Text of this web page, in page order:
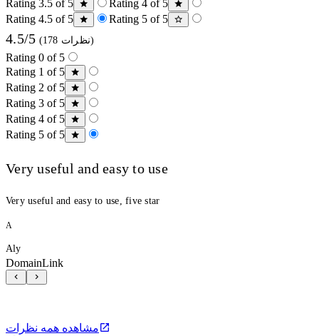
Rating 3.5 of 5
Rating 4 of 5
Rating 4.5 of 5
Rating 5 of 5
4.5/5 (178 نظرات)
Rating 0 of 5
Rating 1 of 5
Rating 2 of 5
Rating 3 of 5
Rating 4 of 5
Rating 5 of 5
Very useful and easy to use
Very useful and easy to use, five star
A
Aly
DomainLink
مشاهده همه نظرات